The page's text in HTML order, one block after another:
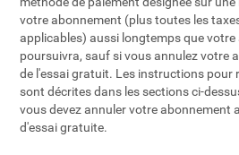
votre abonnement (plus toutes les
applicables) aussi longtemps que
poursuivra, sauf si vous annulez votre
de l'essai gratuit. Les instructions pour
sont décrites dans les sections ci-
vous devez annuler votre abonnement
d'essai gratuite.